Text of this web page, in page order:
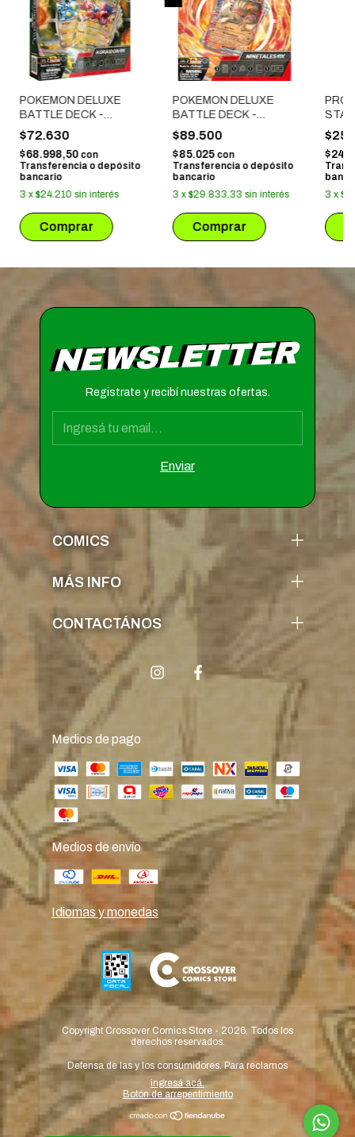
POKEMON DELUXE
BATTLE DECK -
KORAIDON EX
$72.630
$68.998,50 con
Transferencia o depósito
bancario
3 x$24.210 sin interés
POKEMON DELUXE
BATTLE DECK -
NINETALES EX
$89.500
$85.025 con
Transferencia o depósito
bancario
3 x$29.833,33 sin interés
X 70
3 x
NEWSLETTER
Registrate y recibí nuestras ofertas.
COMICS
MÁS INFO
CONTACTÁNOS
Medios de pago
Medios de envío
Idiomas y monedas
Copyright Crossover Comics Store - 2026. Todos los
derechos reservados.
Defensa de las y los consumidores. Para reclamos
ingresá acá.
Botón de arrepentimiento